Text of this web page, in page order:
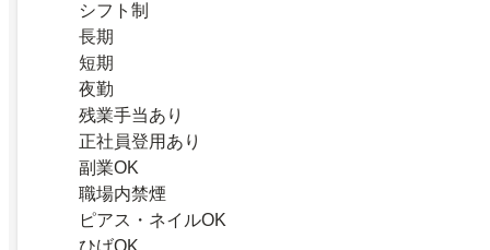
シフト制
長期
短期
夜勤
残業手当あり
正社員登用あり
副業OK
職場内禁煙
ピアス・ネイルOK
ひげOK